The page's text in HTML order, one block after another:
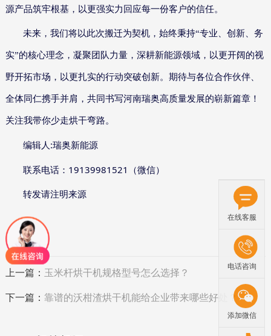
源产品筑牢根基，以更强实力回应每一份客户的信任。
未来，我们将以此次搬迁为契机，始终秉持“专业、创新、务
实”的核心理念，凝聚团队力量，深耕新能源领域，以更开阔的视
野开拓市场，以更扎实的行动突破创新。期待与各位合作伙伴、
全体同仁携手并肩，共同书写河南瑞奥高质量发展的崭新篇章！
关注我带你少走烘干弯路。
编辑人 :瑞奥新能源
联系电话： 19139981521 （微信）
转发请注明来源
上一篇： 玉米杆烘干机规格型号怎么选择？
下一篇： 靠谱的沃柑渣烘干机能给企业带来哪些好处？
在线客服
电话咨询
添加微信